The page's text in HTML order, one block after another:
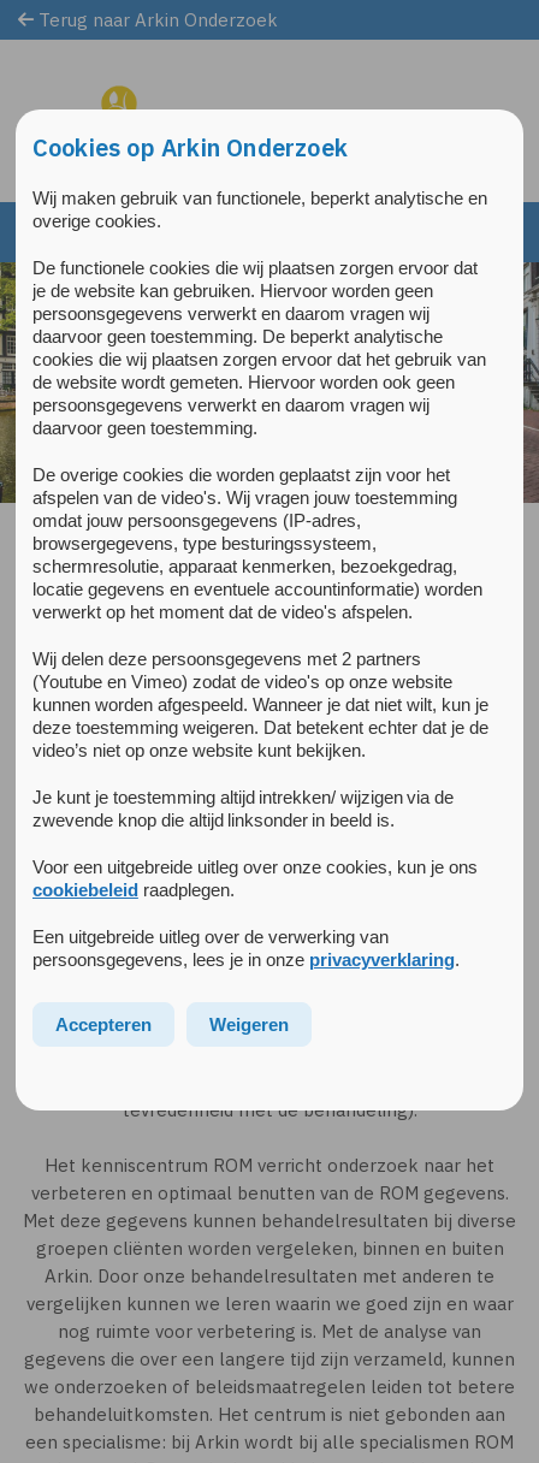
Terug naar Arkin Onderzoek
Kenniscentrum Kwaliteit
van GGZ Behandelingen
Bij Arkin worden met Routine Outcome Monitoring (ROM)
gegevens verzameld over het verloop van klachten,
functioneren en welbevinden van cliënten gedurende en
individuele cliënten te ondersteunen, want de metingen zijn
een vinger aan de pols bij de cliënt en maken gezamenlijke
besluitvorming over de koers van de behandeling
mogelijk. Ook onderzoeken we met welke indicatoren het
in kaart te brengen is. Tenslotte onderzoeken we ook
andere methodische aspecten van ROM, zoals hoe vaak je
het beste kunt meten, op welke manier (zelf invul
vragenlijsten of een beoordeling door een getrainde
beoordelaar) en waar meet je de kwaliteit van zorg het
tevredenheid met de behandeling).
Het kenniscentrum ROM verricht onderzoek naar het
verbeteren en optimaal benutten van de ROM gegevens.
Met deze gegevens kunnen behandelresultaten bij diverse
groepen cliënten worden vergeleken, binnen en buiten
Arkin. Door onze behandelresultaten met anderen te
vergelijken kunnen we leren waarin we goed zijn en waar
nog ruimte voor verbetering is. Met de analyse van
gegevens die over een langere tijd zijn verzameld, kunnen
we onderzoeken of beleidsmaatregelen leiden tot betere
behandeluitkomsten. Het centrum is niet gebonden aan
een specialisme: bij Arkin wordt bij alle specialismen ROM
Cookies op Arkin Onderzoek
Wij maken gebruik van functionele, beperkt analytische en
overige cookies.
De functionele cookies die wij plaatsen zorgen ervoor dat
je de website kan gebruiken. Hiervoor worden geen
persoonsgegevens verwerkt en daarom vragen wij
daarvoor geen toestemming. De beperkt analytische
cookies die wij plaatsen zorgen ervoor dat het gebruik van
de website wordt gemeten. Hiervoor worden ook geen
persoonsgegevens verwerkt en daarom vragen wij
daarvoor geen toestemming.
De overige cookies die worden geplaatst zijn voor het
afspelen van de video's. Wij vragen jouw toestemming
omdat jouw persoonsgegevens (IP-adres,
browsergegevens, type besturingssysteem,
schermresolutie, apparaat kenmerken, bezoekgedrag,
locatie gegevens en eventuele accountinformatie) worden
verwerkt op het moment dat de video's afspelen.
Wij delen deze persoonsgegevens met 2 partners
(Youtube en Vimeo) zodat de video's op onze website
kunnen worden afgespeeld. Wanneer je dat niet wilt, kun je
deze toestemming weigeren. Dat betekent echter dat je de
video’s niet op onze website kunt bekijken.
Je kunt je toestemming altijd intrekken/ wijzigen via de
zwevende knop die altijd linksonder in beeld is.
Voor een uitgebreide uitleg over onze cookies, kun je ons
cookiebeleidraadplegen.
Een uitgebreide uitleg over de verwerking van
persoonsgegevens, lees je in onze privacyverklaring.
Accepteren Weigeren